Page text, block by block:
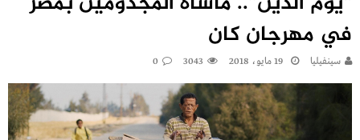
في مهرجان كان
سينفيليا 19 مايو، 2018 3043
0